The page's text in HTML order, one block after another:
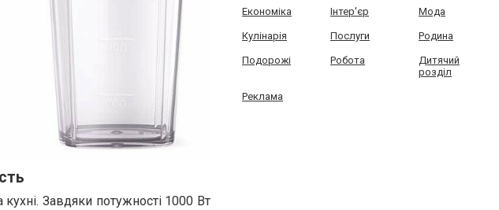
Завдяки потужності 1000 Вт
Економіка Інтер'єр Мода
Кулінарія Послуги Родина
Подорожі Робота
Дитячий
розділ
Реклама